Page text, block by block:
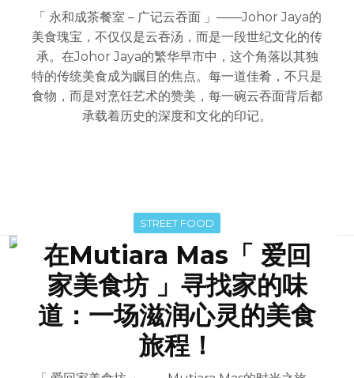
「 永和成茶餐室 – 广记云吞面 」——Johor Jaya的
美食瑰宝，不仅仅是云吞汤，而是一段世纪文化的传
承。在Johor Jaya的繁华早市中，这个角落以其独
特的传统美食成为瞩目的焦点。每一道佳肴，不只是
食物，而是对烹饪艺术的赞美，每一碗云吞面背后都
承载着历史的深度和文化的印记。
STREET FOOD
在Mutiara Mas「 爱回
家美食坊 」寻找家的味
道：一场滋润心灵的美食
旅程！